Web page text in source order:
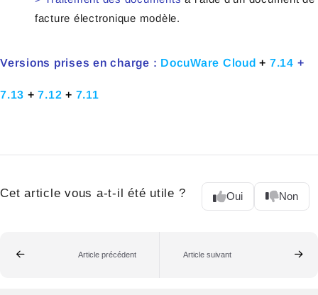
facture électronique modèle.
Versions prises en charge : DocuWare Cloud+ 7.14 +
7.13 + 7.12 + 7.11
Cet article vous a-t-il été utile ? Oui Non
Article précédent Article suivant